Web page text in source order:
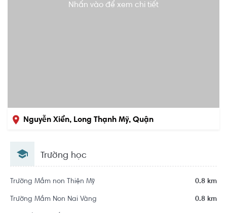
Nhấn vào để xem chi tiết
Nguyễn Xiển, Long Thạnh Mỹ, Quận
Trường học
Trường Mầm non Thiện Mỹ 0.8 km
Trường Mầm Non Nai Vàng 0.8 km